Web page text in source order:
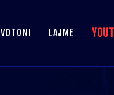
VOTONI LAJME